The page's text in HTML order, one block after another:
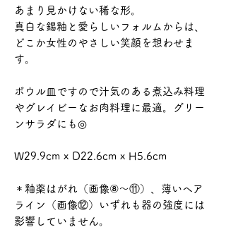
あまり見かけない稀な形。
真白な錫釉と愛らしいフォルムからは、
どこか女性のやさしい笑顔を想わせま
す。
ボウル皿ですので汁気のある煮込み料理
やグレイビーなお肉料理に最適。グリー
ンサラダにも◎
W29.9cm x D22.6cm x H5.6cm
＊釉薬はがれ（画像⑧〜⑪）、薄いヘア
ライン（画像⑫）いずれも器の強度には
影響していません。